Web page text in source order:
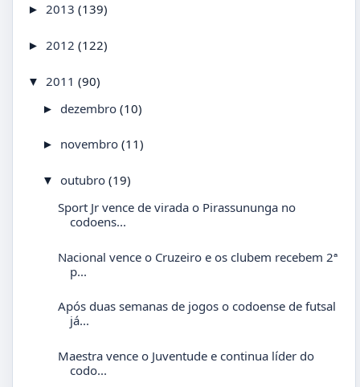
► 2013 (139)
► 2012 (122)
▼ 2011 (90)
► dezembro (10)
► novembro (11)
▼ outubro (19)
Sport Jr vence de virada o Pirassununga no
codoens...
Nacional vence o Cruzeiro e os clubem recebem 2ª
p...
Após duas semanas de jogos o codoense de futsal
já...
Maestra vence o Juventude e continua líder do
codo...